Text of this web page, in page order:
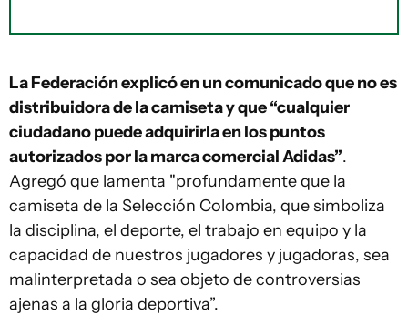
La Federación explicó en un comunicado que no es
distribuidora de la camiseta y que “cualquier
ciudadano puede adquirirla en los puntos
autorizados por la marca comercial Adidas”.
Agregó que lamenta "profundamente que la
camiseta de la Selección Colombia, que simboliza
la disciplina, el deporte, el trabajo en equipo y la
capacidad de nuestros jugadores y jugadoras, sea
malinterpretada o sea objeto de controversias
ajenas a la gloria deportiva”.